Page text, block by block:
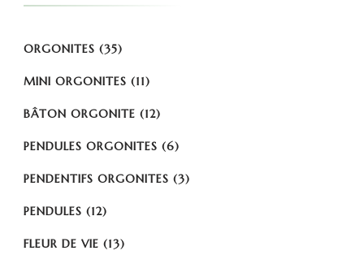
ORGONITES (35)
MINI ORGONITES (11)
BÂTON ORGONITE (12)
PENDULES ORGONITES (6)
PENDENTIFS ORGONITES (3)
PENDULES (12)
FLEUR DE VIE (13)